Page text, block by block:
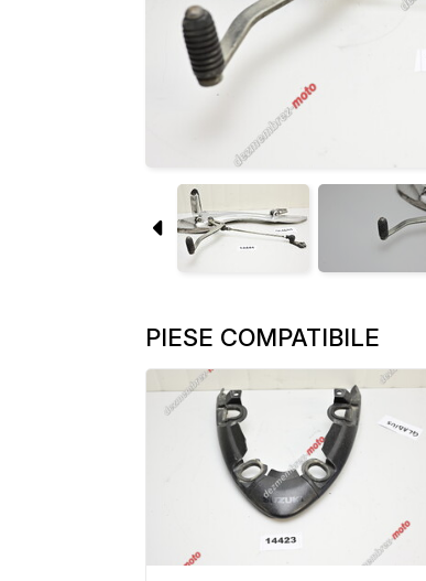
PIESE COMPATIBILE